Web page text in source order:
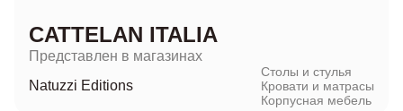
CATTELAN ITALIA
Представлен в магазинах
Natuzzi Editions
Столы и стулья
Кровати и матрасы
Корпусная мебель